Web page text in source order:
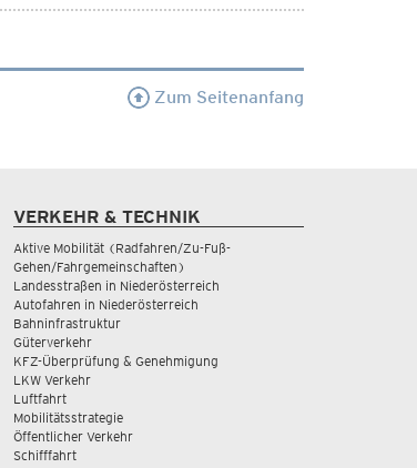
Zum Seitenanfang
VERKEHR & TECHNIK
Aktive Mobilität (Radfahren/Zu-Fuß-
Gehen/Fahrgemeinschaften)
Landesstraßen in Niederösterreich
Autofahren in Niederösterreich
Bahninfrastruktur
Güterverkehr
KFZ-Überprüfung & Genehmigung
LKW Verkehr
Luftfahrt
Mobilitätsstrategie
Öffentlicher Verkehr
Schifffahrt